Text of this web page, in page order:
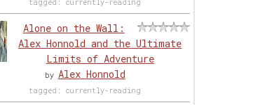
tagged: currently-reading
Alone on the Wall:
Alex Honnold and the Ultimate
Limits of Adventure
by Alex Honnold
tagged: currently-reading